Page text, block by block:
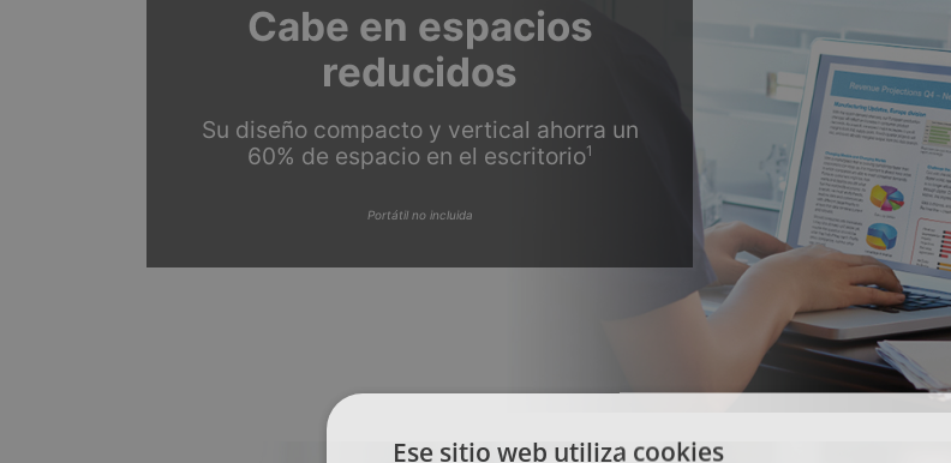
Cabe en espacios
reducidos
Su diseño compacto y vertical ahorra un
60% de espacio en el escritorio1
Portátil no incluida
Ese sitio web utiliza cookies